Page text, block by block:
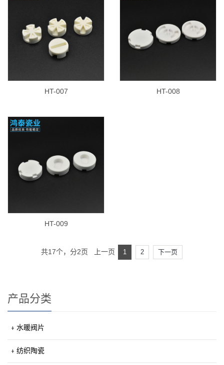
HT-007 HT-008
HT-009
共17个，分2页 上一页 1 2 下一页
产品分类
水暖阀片
纺织陶瓷